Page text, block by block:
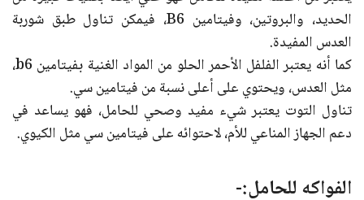
الحديد، والبروتين، وفيتامين B6، فيمكن تناول طبق شوربة
العدس المفيدة.
كما أنه يعتبر الفلفل الأحمر الحلو من المواد الغنية بفيتامين b6،
مثل العدس، ويحتوي على أعلى نسبة من فيتامين سي.
تناول التوت يعتبر شيء مفيد وصحي للحامل، فهو يساعد في
دعم الجهاز المناعي للأم، لاحتوائه على فيتامين سي مثل الكيوي.
الفواكه للحامل:-